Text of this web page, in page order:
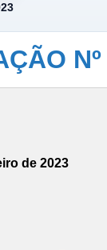
de 2023